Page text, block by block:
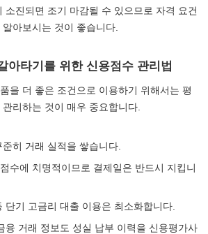
소진되면 조기 마감될 수 있으므로 자격 요건
아보시는 것이 좋습니다.
아타기를 위한 신용점수 관리법
을 더 좋은 조건으로 이용하기 위해서는 평
리하는 것이 매우 중요합니다.
히 거래 실적을 쌓습니다.
수에 치명적이므로 결제일은 반드시 지킵니
단기 고금리 대출 이용은 최소화합니다.
융 거래 정보도 성실 납부 이력을 신용평가사